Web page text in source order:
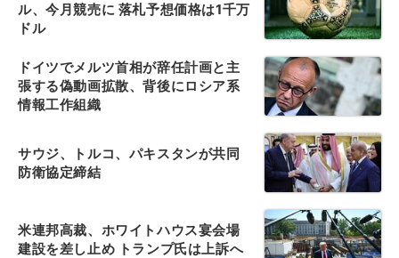
ル、今月競売に 落札予想価格は1千万
ドル
ドイツでメルツ首相が辞任計画と主
張する偽動画拡散、背後にロシア系
情報工作組織
サウジ、トルコ、パキスタンが共同
防衛協定締結
米連邦高裁、ホワイトハウス宴会場
建設を差し止め トランプ氏は上訴へ